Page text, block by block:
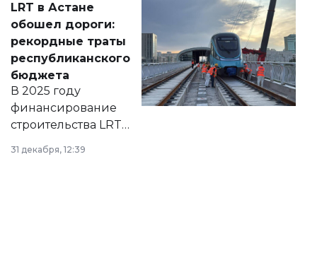
документ
появился в базе
нормативных
правовых актов и
на сайте маслихат
города.
LRT в Астане
обошел дороги:
рекордные траты
республиканского
бюджета
В 2025 году
финансирование
строительства LRT
в Астане из
республиканского
31 декабря, 12:39